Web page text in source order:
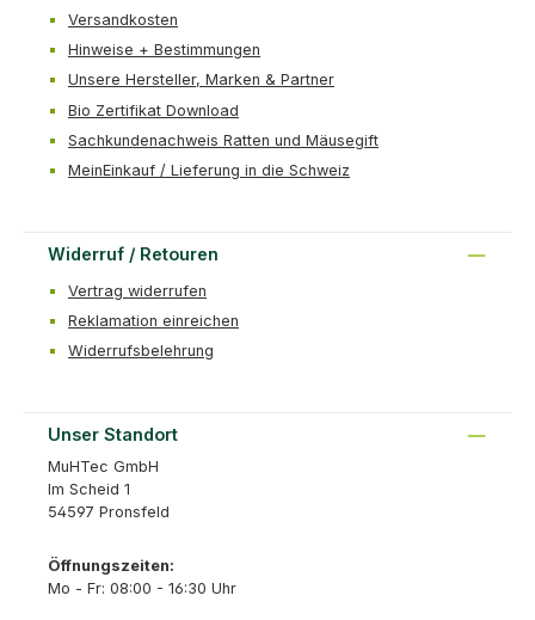
Versandkosten
Hinweise + Bestimmungen
Unsere Hersteller, Marken & Partner
Bio Zertifikat Download
Sachkundenachweis Ratten und Mäusegift
MeinEinkauf / Lieferung in die Schweiz
Widerruf / Retouren
Vertrag widerrufen
Reklamation einreichen
Widerrufsbelehrung
Unser Standort
MuHTec GmbH
Im Scheid 1
54597 Pronsfeld
Öffnungszeiten:
Mo - Fr: 08:00 - 16:30 Uhr